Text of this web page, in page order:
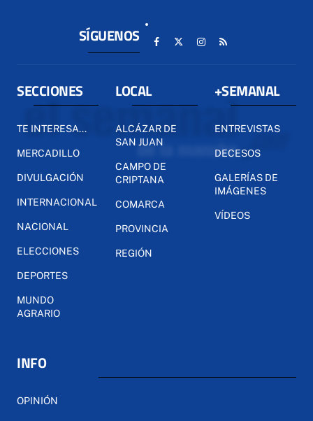
SÍGUENOS
SECCIONES
TE INTERESA...
MERCADILLO
DIVULGACIÓN
INTERNACIONAL
NACIONAL
ELECCIONES
DEPORTES
MUNDO
AGRARIO
LOCAL
ALCÁZAR DE
SAN JUAN
CAMPO DE
CRIPTANA
COMARCA
PROVINCIA
REGIÓN
+SEMANAL
ENTREVISTAS
DECESOS
GALERÍAS DE
IMÁGENES
VÍDEOS
INFO
OPINIÓN